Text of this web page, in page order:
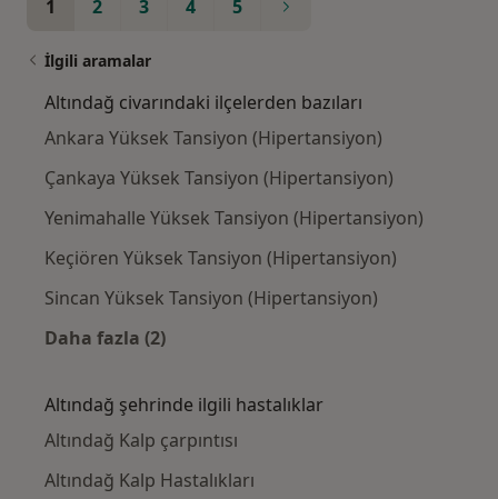
1 2 3 4 5
İlgili aramalar
Altındağ civarındaki ilçelerden bazıları
Ankara Yüksek Tansiyon (Hipertansiyon)
Çankaya Yüksek Tansiyon (Hipertansiyon)
Yenimahalle Yüksek Tansiyon (Hipertansiyon)
Keçiören Yüksek Tansiyon (Hipertansiyon)
Sincan Yüksek Tansiyon (Hipertansiyon)
Daha fazla (2)
Altındağ şehrinde ilgili hastalıklar
Altındağ Kalp çarpıntısı
Altındağ Kalp Hastalıkları